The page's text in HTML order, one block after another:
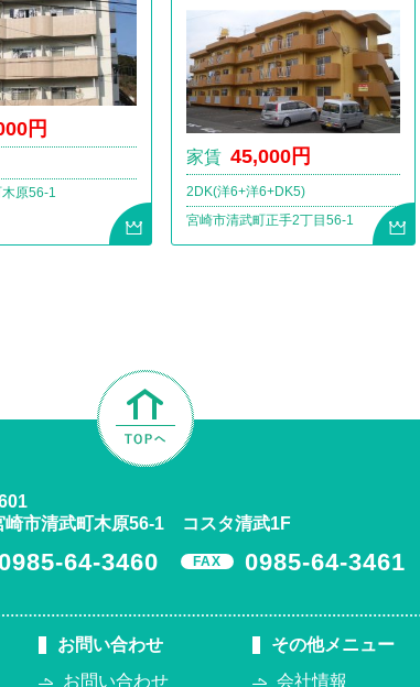
円
原56-1
家賃 45,000円
2DK(洋6+洋6+DK5)
宮崎市清武町正手2丁目56-1
崎市清武町木原56-1 コスタ清武1F
64-3460 FAX 0985-64-3461
お問い合わせ
お問い合わせ
その他メニュー
会社情報